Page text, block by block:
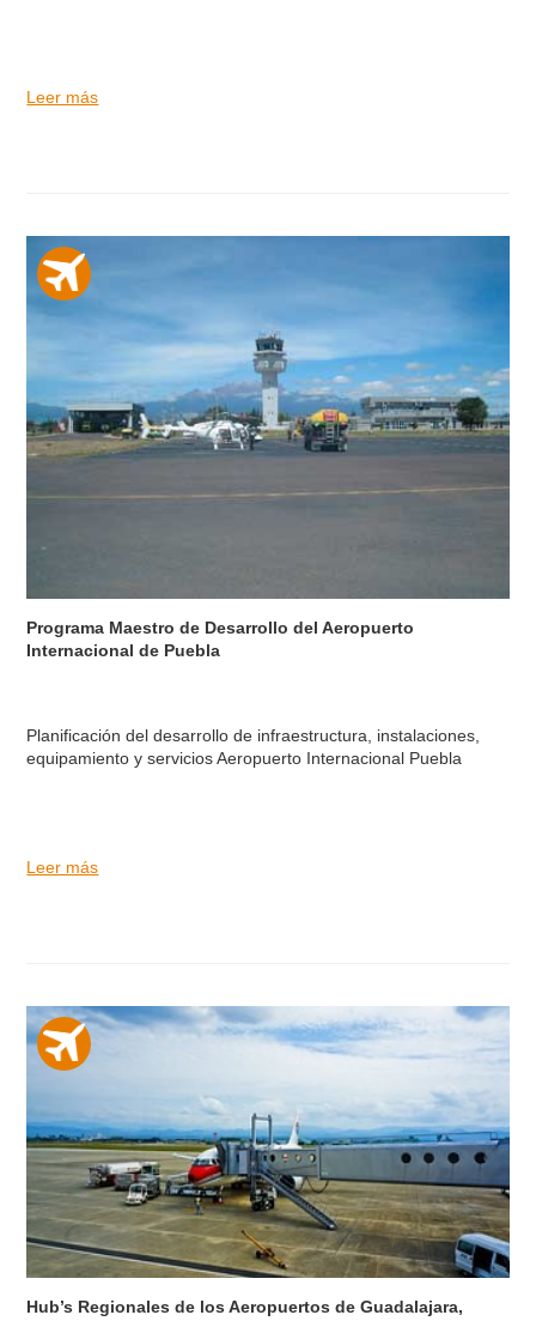
Leer más
Programa Maestro de Desarrollo del Aeropuerto
Internacional de Puebla
Planificación del desarrollo de infraestructura, instalaciones,
equipamiento y servicios Aeropuerto Internacional Puebla
Leer más
Hub’s Regionales de los Aeropuertos de Guadalajara,